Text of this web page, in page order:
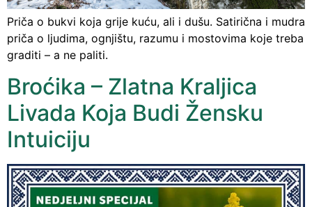
Priča o bukvi koja grije kuću, ali i dušu. Satirična i mudra
priča o ljudima, ognjištu, razumu i mostovima koje treba
graditi – a ne paliti.
Broćika – Zlatna Kraljica
Livada Koja Budi Žensku
Intuiciju